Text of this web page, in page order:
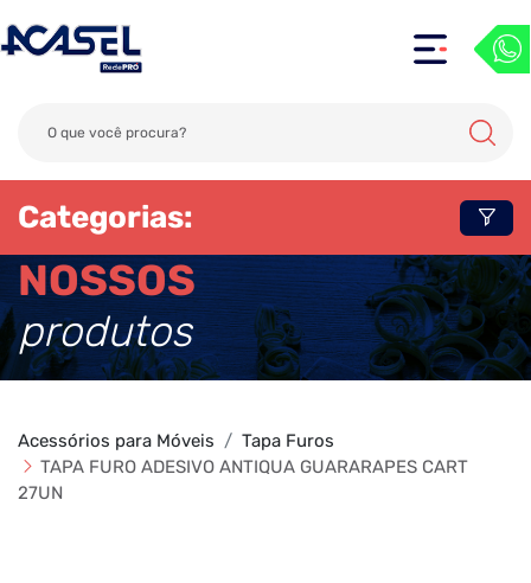
Categorias:
NOSSOS
produtos
Acessórios para Móveis
Tapa Furos
TAPA FURO ADESIVO ANTIQUA GUARARAPES CART
27UN